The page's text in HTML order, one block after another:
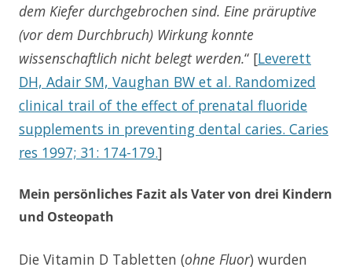
dem Kiefer durchgebrochen sind. Eine präruptive
(vor dem Durchbruch) Wirkung konnte
wissenschaftlich nicht belegt werden.“ [Leverett
DH, Adair SM, Vaughan BW et al. Randomized
clinical trail of the effect of prenatal fluoride
supplements in preventing dental caries. Caries
res 1997; 31: 174-179.]
Mein persönliches Fazit als Vater von drei Kindern
und Osteopath
Die Vitamin D Tabletten (ohne Fluor) wurden